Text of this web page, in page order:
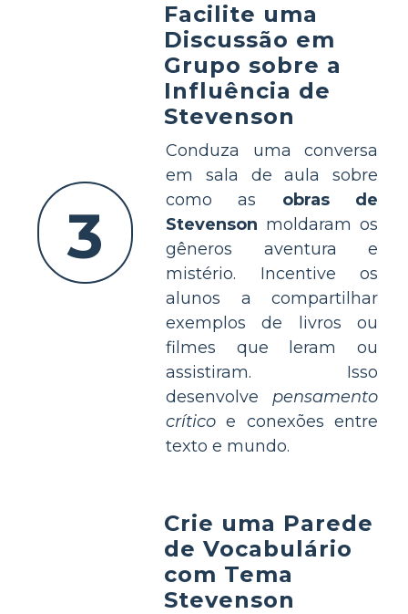
3
Facilite uma
Discussão em
Grupo sobre a
Influência de
Stevenson
Conduza uma conversa
em sala de aula sobre
como as obras de
Stevenson moldaram os
gêneros aventura e
mistério. Incentive os
alunos a compartilhar
exemplos de livros ou
filmes que leram ou
assistiram. Isso
desenvolve pensamento
crítico e conexões entre
texto e mundo.
Crie uma Parede
de Vocabulário
com Tema
Stevenson